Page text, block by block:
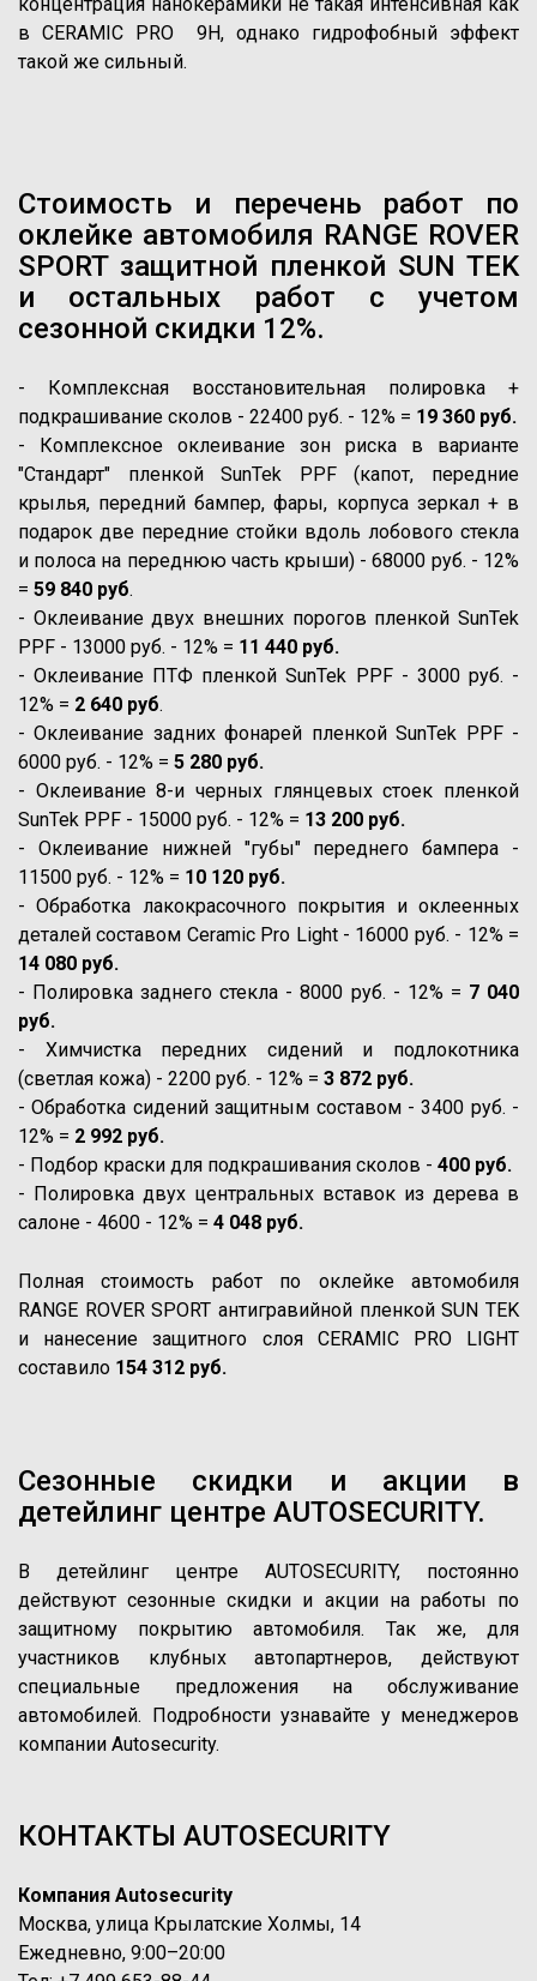
в CERAMIC PRO 9H, однако гидрофобный эффект
такой же сильный.
Стоимость и перечень работ по
оклейке автомобиля RANGE ROVER
SPORT защитной пленкой SUN TEK
и остальных работ с учетом
сезонной скидки 12%.
- Комплексная восстановительная полировка +
подкрашивание сколов - 22400 руб. - 12% = 19 360 руб.
- Комплексное оклеивание зон риска в варианте
"Стандарт" пленкой SunTek PPF (капот, передние
крылья, передний бампер, фары, корпуса зеркал + в
подарок две передние стойки вдоль лобового стекла
и полоса на переднюю часть крыши) - 68000 руб. - 12%
= 59 840 руб.
- Оклеивание двух внешних порогов пленкой SunTek
PPF - 13000 руб. - 12% = 11 440 руб.
- Оклеивание ПТФ пленкой SunTek PPF - 3000 руб. -
12% = 2 640 руб.
- Оклеивание задних фонарей пленкой SunTek PPF -
6000 руб. - 12% = 5 280 руб.
- Оклеивание 8-и черных глянцевых стоек пленкой
SunTek PPF - 15000 руб. - 12% = 13 200 руб.
- Оклеивание нижней "губы" переднего бампера -
11500 руб. - 12% = 10 120 руб.
- Обработка лакокрасочного покрытия и оклеенных
деталей составом Ceramic Pro Light - 16000 руб. - 12% =
14 080 руб.
- Полировка заднего стекла - 8000 руб. - 12% = 7 040
руб.
- Химчистка передних сидений и подлокотника
(светлая кожа) - 2200 руб. - 12% = 3 872 руб.
- Обработка сидений защитным составом - 3400 руб. -
12% = 2 992 руб.
- Подбор краски для подкрашивания сколов - 400 руб.
- Полировка двух центральных вставок из дерева в
салоне - 4600 - 12% = 4 048 руб.
Полная стоимость работ по оклейке автомобиля
RANGE ROVER SPORT антигравийной пленкой SUN TEK
и нанесение защитного слоя CERAMIC PRO LIGHT
составило 154 312 руб.
Сезонные скидки и акции в
детейлинг центре AUTOSECURITY.
В детейлинг центре AUTOSECURITY, постоянно
действуют сезонные скидки и акции на работы по
защитному покрытию автомобиля. Так же, для
участников клубных автопартнеров, действуют
специальные предложения на обслуживание
автомобилей. Подробности узнавайте у менеджеров
компании Autosecurity.
КОНТАКТЫ AUTOSECURITY
Компания Autosecurity
Москва, улица Крылатские Холмы, 14
Ежедневно, 9:00–20:00